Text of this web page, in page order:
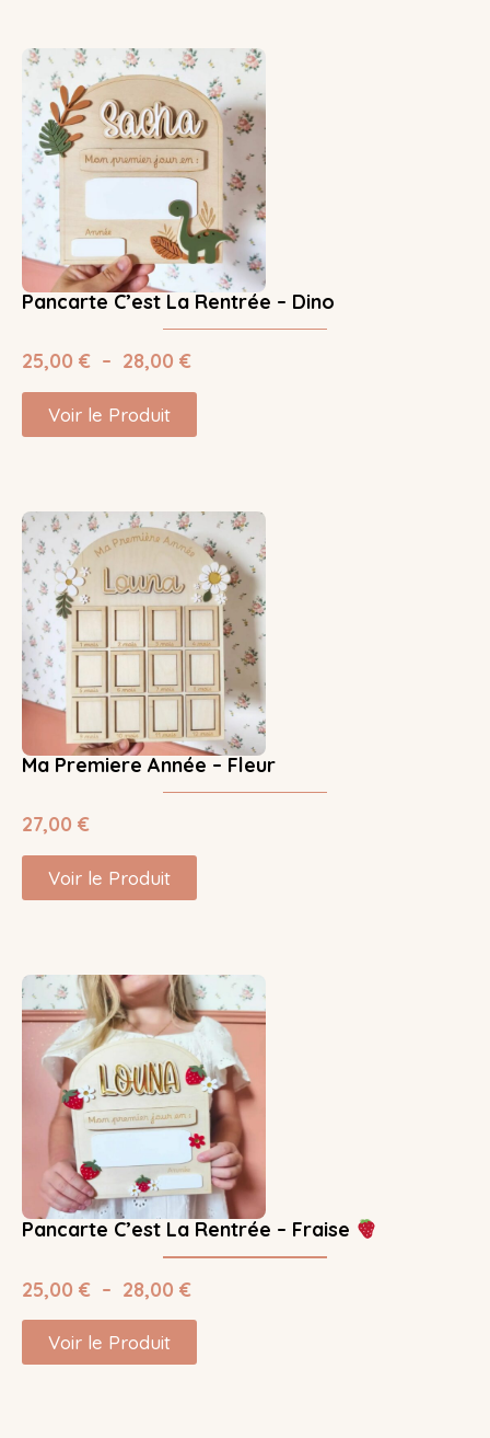
Pancarte C’est La Rentrée – Dino
25,00 € – 28,00 €
Voir le Produit
Ma Premiere Année – Fleur
27,00 €
Voir le Produit
Pancarte C’est La Rentrée – Fraise
25,00 € – 28,00 €
Voir le Produit